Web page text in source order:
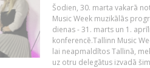
Šodien, 30. marta vakarā
Music Week muzikālās
dienas - 31. marts un 1.
konferencē.Tallinn Music
lai neapmaldītos Tallinā,
uz otru delegātus izvadā